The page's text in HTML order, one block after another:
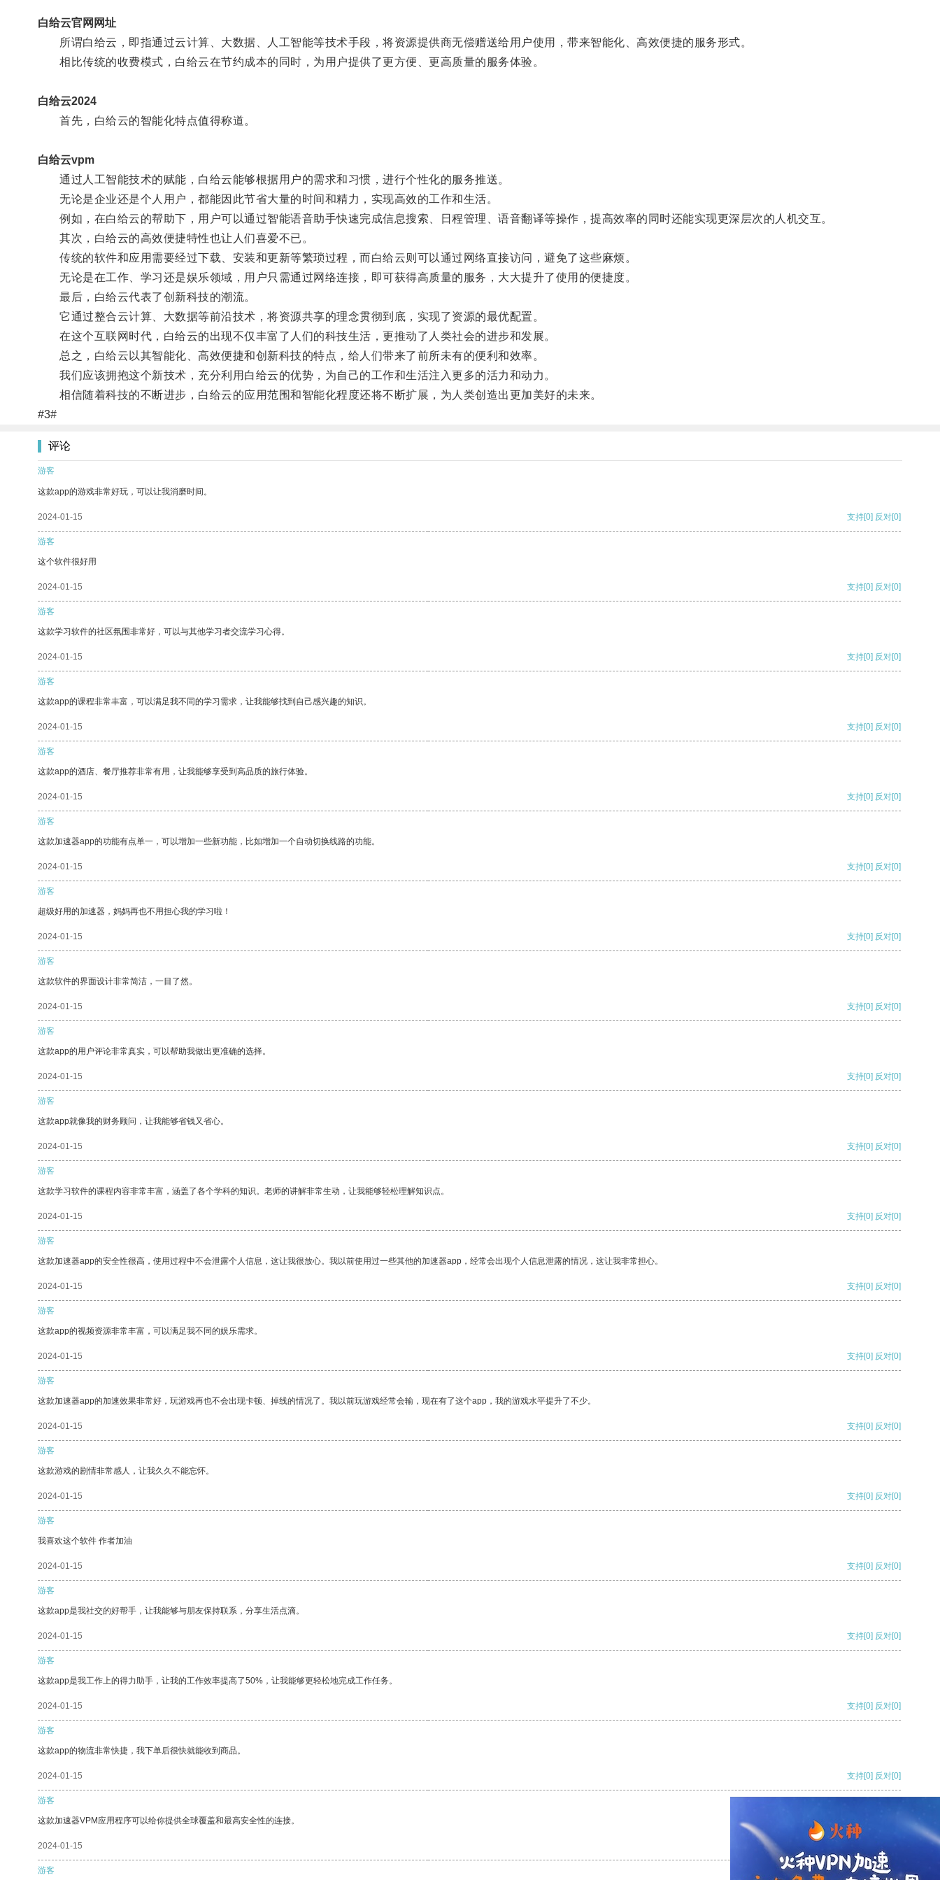
白给云官网网址
所谓白给云，即指通过云计算、大数据、人工智能等技术手段，将资源提供商无偿赠送给用户使用，带来智能化、高效便捷的服务形式。
相比传统的收费模式，白给云在节约成本的同时，为用户提供了更方便、更高质量的服务体验。
白给云2024
首先，白给云的智能化特点值得称道。
白给云vpm
通过人工智能技术的赋能，白给云能够根据用户的需求和习惯，进行个性化的服务推送。
无论是企业还是个人用户，都能因此节省大量的时间和精力，实现高效的工作和生活。
例如，在白给云的帮助下，用户可以通过智能语音助手快速完成信息搜索、日程管理、语音翻译等操作，提高效率的同时还能实现更深层次的人机交互。
其次，白给云的高效便捷特性也让人们喜爱不已。
传统的软件和应用需要经过下载、安装和更新等繁琐过程，而白给云则可以通过网络直接访问，避免了这些麻烦。
无论是在工作、学习还是娱乐领域，用户只需通过网络连接，即可获得高质量的服务，大大提升了使用的便捷度。
最后，白给云代表了创新科技的潮流。
它通过整合云计算、大数据等前沿技术，将资源共享的理念贯彻到底，实现了资源的最优配置。
在这个互联网时代，白给云的出现不仅丰富了人们的科技生活，更推动了人类社会的进步和发展。
总之，白给云以其智能化、高效便捷和创新科技的特点，给人们带来了前所未有的便利和效率。
我们应该拥抱这个新技术，充分利用白给云的优势，为自己的工作和生活注入更多的活力和动力。
相信随着科技的不断进步，白给云的应用范围和智能化程度还将不断扩展，为人类创造出更加美好的未来。
#3#
评论
游客
这款app的游戏非常好玩，可以让我消磨时间。
2024-01-15 支持[0] 反对[0]
游客
这个软件很好用
2024-01-15 支持[0] 反对[0]
游客
这款学习软件的社区氛围非常好，可以与其他学习者交流学习心得。
2024-01-15 支持[0] 反对[0]
游客
这款app的课程非常丰富，可以满足我不同的学习需求，让我能够找到自己感兴趣的知识。
2024-01-15 支持[0] 反对[0]
游客
这款app的酒店、餐厅推荐非常有用，让我能够享受到高品质的旅行体验。
2024-01-15 支持[0] 反对[0]
游客
这款加速器app的功能有点单一，可以增加一些新功能，比如增加一个自动切换线路的功能。
2024-01-15 支持[0] 反对[0]
游客
超级好用的加速器，妈妈再也不用担心我的学习啦！
2024-01-15 支持[0] 反对[0]
游客
这款软件的界面设计非常简洁，一目了然。
2024-01-15 支持[0] 反对[0]
游客
这款app的用户评论非常真实，可以帮助我做出更准确的选择。
2024-01-15 支持[0] 反对[0]
游客
这款app就像我的财务顾问，让我能够省钱又省心。
2024-01-15 支持[0] 反对[0]
游客
这款学习软件的课程内容非常丰富，涵盖了各个学科的知识。老师的讲解非常生动，让我能够轻松理解知识点。
2024-01-15 支持[0] 反对[0]
游客
这款加速器app的安全性很高，使用过程中不会泄露个人信息，这让我很放心。我以前使用过一些其他的加速器app，经常会出现个人信息泄露的情况，这让我非常担心。
2024-01-15 支持[0] 反对[0]
游客
这款app的视频资源非常丰富，可以满足我不同的娱乐需求。
2024-01-15 支持[0] 反对[0]
游客
这款加速器app的加速效果非常好，玩游戏再也不会出现卡顿、掉线的情况了。我以前玩游戏经常会输，现在有了这个app，我的游戏水平提升了不少。
2024-01-15 支持[0] 反对[0]
游客
这款游戏的剧情非常感人，让我久久不能忘怀。
2024-01-15 支持[0] 反对[0]
游客
我喜欢这个软件 作者加油
2024-01-15 支持[0] 反对[0]
游客
这款app是我社交的好帮手，让我能够与朋友保持联系，分享生活点滴。
2024-01-15 支持[0] 反对[0]
游客
这款app是我工作上的得力助手，让我的工作效率提高了50%，让我能够更轻松地完成工作任务。
2024-01-15 支持[0] 反对[0]
游客
这款app的物流非常快捷，我下单后很快就能收到商品。
2024-01-15 支持[0] 反对[0]
游客
这款加速器VPM应用程序可以给你提供全球覆盖和最高安全性的连接。
2024-01-15
游客